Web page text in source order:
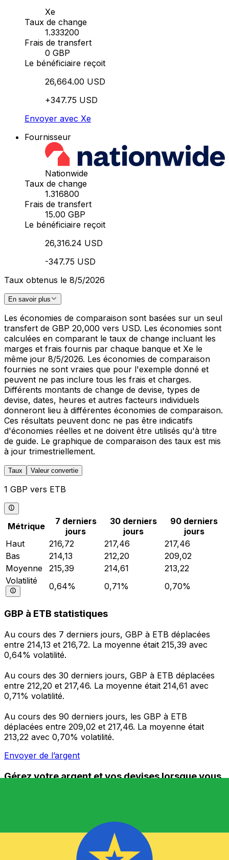
Xe
Taux de change
1.333200
Frais de transfert
0 GBP
Le bénéficiaire reçoit
26,664.00 USD
+347.75 USD
Envoyer avec Xe
Fournisseur
Nationwide
Taux de change
1.316800
Frais de transfert
15.00 GBP
Le bénéficiaire reçoit
26,316.24 USD
-347.75 USD
Taux obtenus le 8/5/2026
En savoir plus
Les économies de comparaison sont basées sur un seul
transfert de GBP 20,000 vers USD. Les économies sont
calculées en comparant le taux de change incluant les
marges et frais fournis par chaque banque et Xe le
même jour 8/5/2026. Les économies de comparaison
fournies ne sont vraies que pour l'exemple donné et
peuvent ne pas inclure tous les frais et charges.
Différents montants de change de devise, types de
devise, dates, heures et autres facteurs individuels
donneront lieu à différentes économies de comparaison.
Ces résultats peuvent donc ne pas être indicatifs
d'économies réelles et ne doivent être utilisés qu'à titre
de guide. Le graphique de comparaison des taux est mis
à jour trimestriellement.
Taux Valeur convertie
1 GBP vers ETB
Métrique
7 derniers
jours
30 derniers
jours
90 derniers
jours
Haut
216,72 217,46
217,46
Bas
214,13 212,20
209,02
Moyenne
215,39 214,61
213,22
Volatilité
0,64% 0,71% 0,70%
GBP à ETB statistiques
Au cours des 7 derniers jours, GBP à ETB déplacées
entre 214,13 et 216,72. La moyenne était 215,39 avec
0,64% volatilité.
Au cours des 30 derniers jours, GBP à ETB déplacées
entre 212,20 et 217,46. La moyenne était 214,61 avec
0,71% volatilité.
Au cours des 90 derniers jours, les GBP à ETB
déplacées entre 209,02 et 217,46. La moyenne était
213,22 avec 0,70% volatilité.
Envoyer de l’argent
Gérez votre argent et vos devises lorsque vous
et la gestion de vos devises. Convertissez des devises,
programmez des alertes de taux et transférez de
l'argent à l'étranger sans frais cachés. Téléchargez